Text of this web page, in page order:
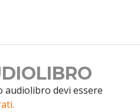
audiolibro devi essere